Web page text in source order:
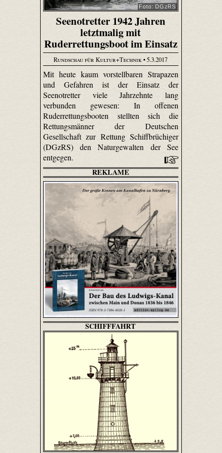
Foto: DGzRS
Seenotretter 1942 Jahren
letztmalig mit
Ruderrettungsboot im Einsatz
Rundschau für Kultur+Technik• 5.3.2017
Mit heute kaum vorstellbaren Strapazen
und Gefahren ist der Einsatz der
Seenotretter viele Jahrzehnte lang
verbunden gewesen: In offenen
Ruderrettungsbooten stellten sich die
Rettungsmänner der Deutschen
Gesellschaft zur Rettung Schiffbrüchiger
(DGzRS) den Naturgewalten der See
entgegen.
REKLAME
SCHIFFFAHRT